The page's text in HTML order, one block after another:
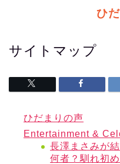
ひ
サイトマップ
ひだまりの声
Entertainment &
長澤まさみが
何者？馴れ初